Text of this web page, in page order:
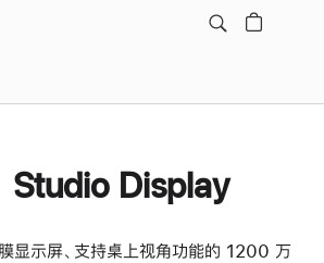
Studio Display
显示屏、支持桌上视角功能的 1200 万